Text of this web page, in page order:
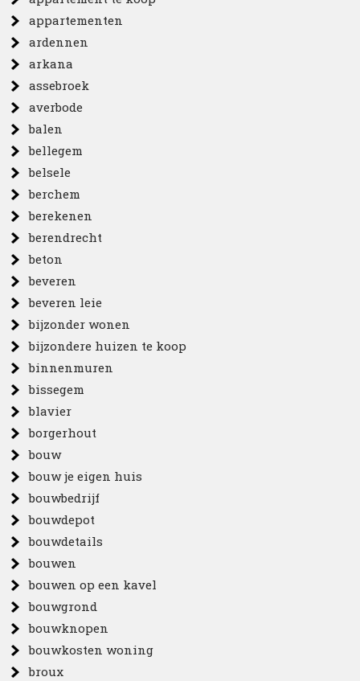
appartementen
ardennen
arkana
assebroek
averbode
balen
bellegem
belsele
berchem
berekenen
berendrecht
beton
beveren
beveren leie
bijzonder wonen
bijzondere huizen te koop
binnenmuren
bissegem
blavier
borgerhout
bouw
bouw je eigen huis
bouwbedrijf
bouwdepot
bouwdetails
bouwen
bouwen op een kavel
bouwgrond
bouwknopen
bouwkosten woning
broux